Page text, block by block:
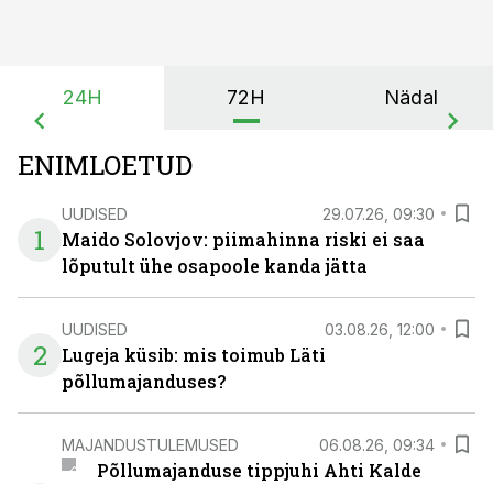
24H 72H Nädal
ENIMLOETUD
1
UUDISED 29.07.26, 09:30
Maido Solovjov: piimahinna riski ei saa
lõputult ühe osapoole kanda jätta
2
UUDISED 03.08.26, 12:00
Lugeja küsib: mis toimub Läti
põllumajanduses?
MAJANDUSTULEMUSED 06.08.26, 09:34
Põllumajanduse tippjuhi Ahti Kalde